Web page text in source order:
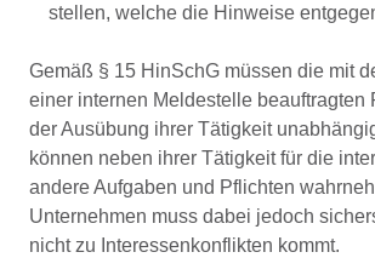
stellen, welche die Hinweise
Gemäß § 15 HinSchG müssen die mit
einer internen Meldestelle beauftragten
der Ausübung ihrer Tätigkeit
können neben ihrer Tätigkeit für die
andere Aufgaben und Pflichten
Unternehmen muss dabei jedoch
nicht zu Interessenkonflikten kommt.